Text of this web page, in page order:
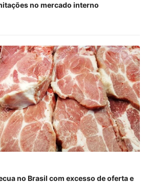
no mercado interno
no Brasil com excesso de oferta e